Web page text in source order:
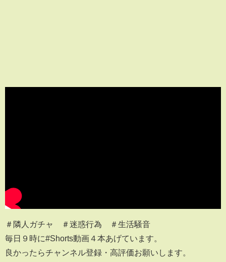
＃隣人ガチャ ＃迷惑行為 ＃生活騒音
毎日９時に#Shorts動画４本あげています。
良かったらチャンネル登録・高評価お願いします。